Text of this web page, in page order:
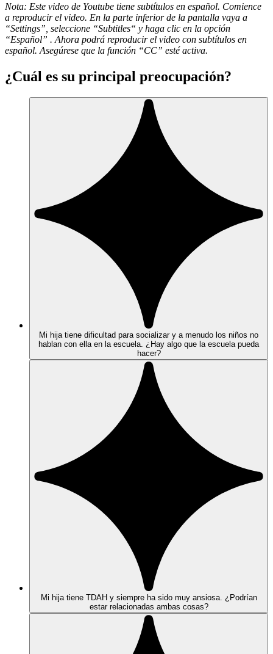
Nota: Este video de Youtube tiene subtítulos en español. Comience
a reproducir el video. En la parte inferior de la pantalla vaya a
“Settings”, seleccione “Subtitles“ y haga clic en la opción
“Español” . Ahora podrá reproducir el video con subtítulos en
español. Asegúrese que la función “CC” esté activa.
¿Cuál es su principal preocupación?
Mi hija tiene dificultad para socializar y a menudo los niños no
hablan con ella en la escuela. ¿Hay algo que la escuela pueda
hacer?
Mi hija tiene TDAH y siempre ha sido muy ansiosa. ¿Podrían
estar relacionadas ambas cosas?